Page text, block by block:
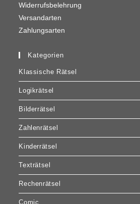
Widerrufsbelehrung
Versandarten
Zahlungsarten
Kategorien
Klassische Rätsel
Logikrätsel
Bilderrätsel
Zahlenrätsel
Kinderrätsel
Texträtsel
Rechenrätsel
Comic